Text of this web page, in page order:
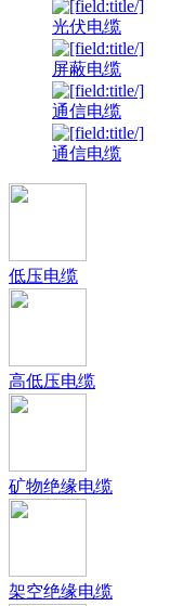
光伏电缆
屏蔽电缆
通信电缆
通信电缆
低压电缆
高低压电缆
矿物绝缘电缆
架空绝缘电缆